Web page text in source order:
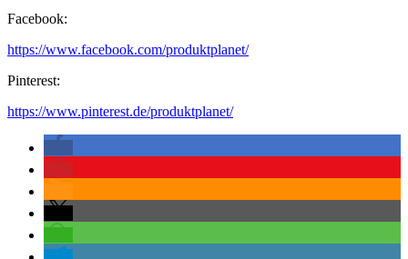
Facebook:
https://www.facebook.com/produktplanet/
Pinterest:
https://www.pinterest.de/produktplanet/